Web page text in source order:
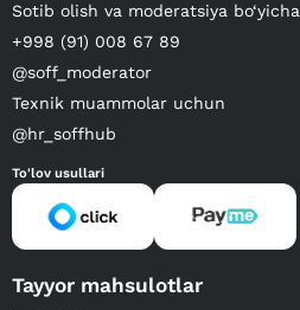
Sotib olish va moderatsiya bo‘yicha
+998 (91) 008 67 89
@soff_moderator
Texnik muammolar uchun
@hr_soffhub
To'lov usullari
Tayyor mahsulotlar